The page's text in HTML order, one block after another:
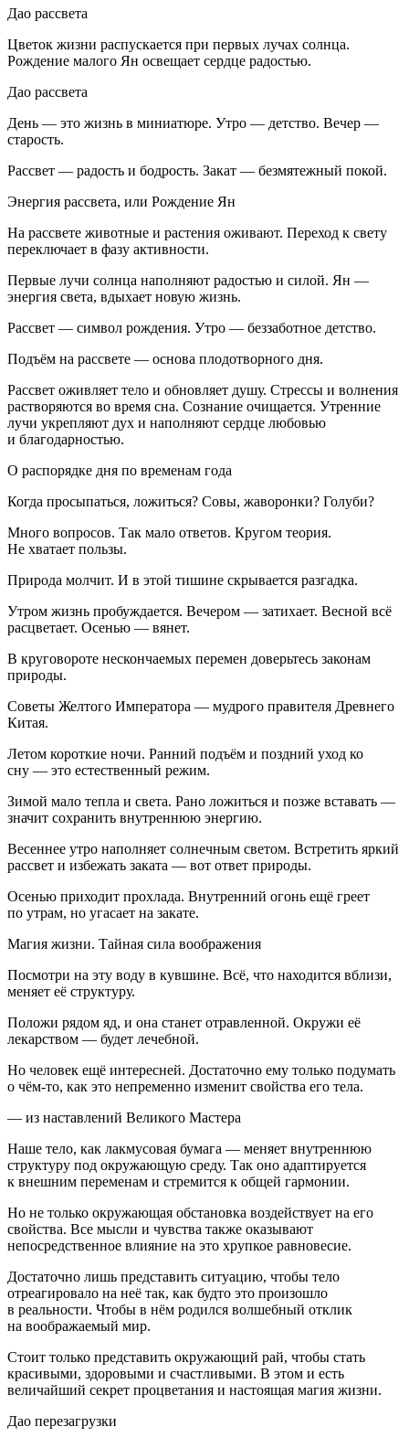
Дао рассвета
Цветок жизни распускается при первых лучах солнца.
Рождение малого Ян освещает сердце радостью.
Дао рассвета
День — это жизнь в миниатюре. Утро — детство. Вечер —
старость.
Рассвет — радость и бодрость. Закат — безмятежный покой.
Энергия рассвета, или Рождение Ян
На рассвете животные и растения оживают. Переход к свету
переключает в фазу активности.
Первые лучи солнца наполняют радостью и силой. Ян —
энергия света, вдыхает новую жизнь.
Рассвет — символ рождения. Утро — беззаботное детство.
Подъём на рассвете — основа плодотворного дня.
Рассвет оживляет тело и обновляет душу. Стрессы и волнения
растворяются во время сна. Сознание очищается. Утренние
лучи укрепляют дух и наполняют сердце любовью
и благодарностью.
О распорядке дня по временам года
Когда просыпаться, ложиться? Совы, жаворонки? Голуби?
Много вопросов. Так мало ответов. Кругом теория.
Не хватает пользы.
Природа молчит. И в этой тишине скрывается разгадка.
Утром жизнь пробуждается. Вечером — затихает. Весной всё
расцветает. Осенью — вянет.
В круговороте нескончаемых перемен доверьтесь законам
природы.
Советы Желтого Императора — мудрого правителя Древнего
Китая.
Летом короткие ночи. Ранний подъём и поздний уход ко
сну — это естественный режим.
Зимой мало тепла и света. Рано ложиться и позже вставать —
значит сохранить внутреннюю энергию.
Весеннее утро наполняет солнечным светом. Встретить яркий
рассвет и избежать заката — вот ответ природы.
Осенью приходит прохлада. Внутренний огонь ещё греет
по утрам, но угасает на закате.
Магия жизни. Тайная сила воображения
Посмотри на эту воду в кувшине. Всё, что находится вблизи,
меняет её структуру.
Положи рядом яд, и она станет отравленной. Окружи её
лекарством — будет лечебной.
Но человек ещё интересней. Достаточно ему только подумать
о чём-то, как это непременно изменит свойства его тела.
— из наставлений Великого Мастера
Наше тело, как лакмусовая бумага — меняет внутреннюю
структуру под окружающую среду. Так оно адаптируется
к внешним переменам и стремится к общей гармонии.
Но не только окружающая обстановка воздействует на его
свойства. Все мысли и чувства также оказывают
непосредственное влияние на это хрупкое равновесие.
Достаточно лишь представить ситуацию, чтобы тело
отреагировало на неё так, как будто это произошло
в реальности. Чтобы в нём родился волшебный отклик
на воображаемый мир.
Стоит только представить окружающий рай, чтобы стать
красивыми, здоровыми и счастливыми. В этом и есть
величайший секрет процветания и настоящая магия жизни.
Дао перезагрузки